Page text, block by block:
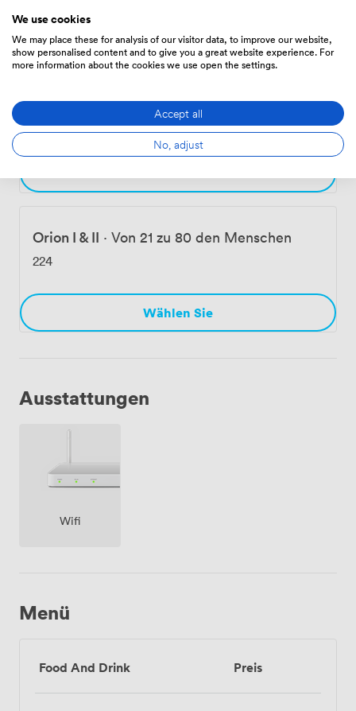
Wählen Sie
Consul·Von 24 zu 70 den Menschen
Orion I & II · Von 21 zu 80 den Menschen
224
Wählen Sie
Ausstattungen
Wifi
Menü
Food And Drink Preis
We use cookies
We may place these for analysis of our visitor data, to improve our website,
show personalised content and to give you a great website experience. For
more information about the cookies we use open the settings.
Accept all
No, adjust